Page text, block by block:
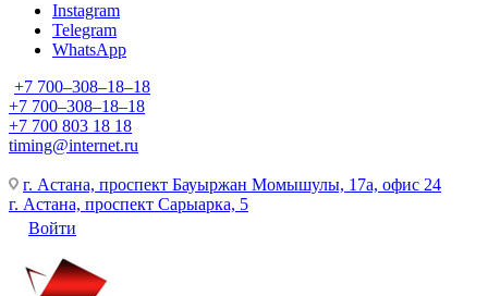
Instagram
Telegram
WhatsApp
+7 700‒308‒18‒18
+7 700‒308‒18‒18
+7 700 803 18 18
timing@internet.ru
г. Астана, проспект Бауыржан Момышулы, 17а, офис 24
г. Астана, проспект Сарыарка, 5
Войти